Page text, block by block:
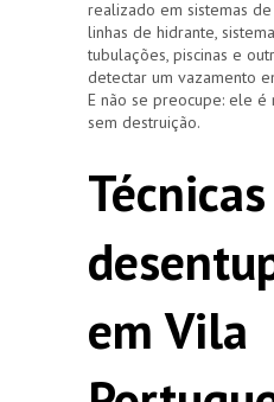
realizado em sistemas de
linhas de hidrante,
tubulações, piscinas e
detectar um vazamento
E não se preocupe: ele
sem destruição.
em Vila